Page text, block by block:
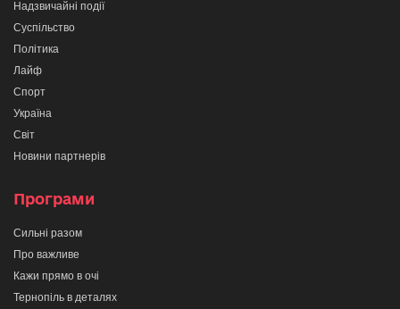
Надзвичайні події
Суспільство
Політика
Лайф
Спорт
Україна
Світ
Новини партнерів
Програми
Сильні разом
Про важливе
Кажи прямо в очі
Тернопіль в деталях